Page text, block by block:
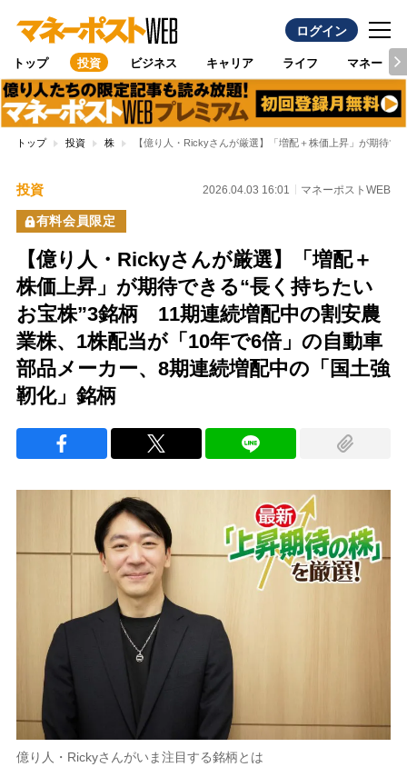
ログイン
トップ 投資 ビジネス キャリア ライフ マネー
トップ 投資 株 【億り人・Rickyさんが厳選】「増配＋株価上昇」が期待
投資 2026.04.03 16:01 マネーポストWEB
有料会員限定
【億り人・Rickyさんが厳選】「増配＋
株価上昇」が期待できる“長く持ちたい
お宝株”3銘柄 11期連続増配中の割安農
業株、1株配当が「10年で6倍」の自動車
部品メーカー、8期連続増配中の「国土強
靭化」銘柄
億り人・Rickyさんがいま注目する銘柄とは